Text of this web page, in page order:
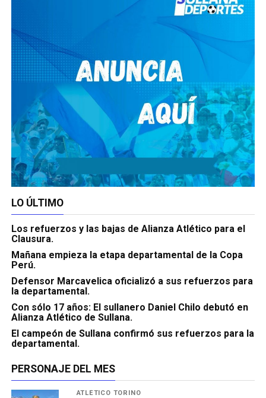
LO ÚLTIMO
Los refuerzos y las bajas de Alianza Atlético para el
Clausura.
Mañana empieza la etapa departamental de la Copa
Perú.
Defensor Marcavelica oficializó a sus refuerzos para
la departamental.
Con sólo 17 años: El sullanero Daniel Chilo debutó en
Alianza Atlético de Sullana.
El campeón de Sullana confirmó sus refuerzos para la
departamental.
PERSONAJE DEL MES
ATLÉTICO TORINO